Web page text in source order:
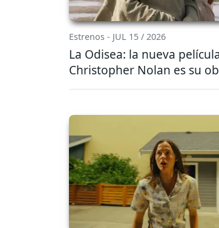
Estrenos - JUL 15 / 2026
La Odisea: la nueva
Christopher Nolan es su